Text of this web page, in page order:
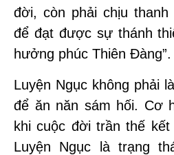
đời, còn phải chịu thanh
để đạt được sự thánh
hưởng phúc Thiên Đàng”.
Luyện Ngục không phải
để ăn năn sám hối. Cơ
khi cuộc đời trần thế
Luyện Ngục là trạng